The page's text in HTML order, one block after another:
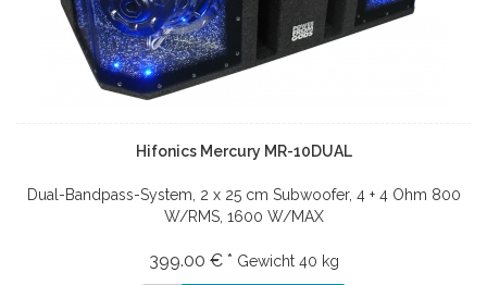
Hifonics Mercury MR-10DUAL
Dual-Bandpass-System, 2 x 25 cm Subwoofer, 4 + 4 Ohm 800
W/RMS, 1600 W/MAX
399.00 € * Gewicht 40 kg